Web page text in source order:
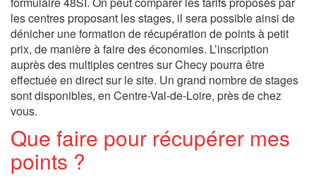
les centres proposant les stages, il sera possible ainsi de
dénicher une formation de récupération de points à petit
prix, de manière à faire des économies. L’inscription
auprès des multiples centres sur Checy pourra être
effectuée en direct sur le site. Un grand nombre de stages
sont disponibles, en Centre-Val-de-Loire, près de chez
vous.
Que faire pour récupérer mes
points ?